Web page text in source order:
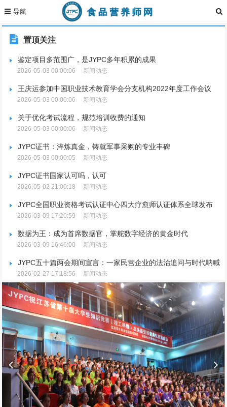
置顶关注
鉴定项目多范围广，是JYPC多年积累的成果
2026-05-03 00:00:06 新闻动态
王庆运参加中国职业技术教育学会分支机构2022年度工作会议
2026-05-03 00:00:06 新闻动态
关于优化考试流程，规范培训收费的通知
2026-05-03 00:00:06 新闻动态
JYPC证书：淬炼真金，铸就军事采购的专业丰碑
2026-05-03 00:00:05 新闻动态
JYPC证书国家认可吗，认可
2026-05-02 21:00:18 新闻动态
JYPC全国职业资格考试认证中心四大疗愈师认证体系全球发布
2026-03-09 17:20:59 新闻动态
数据为王：成为首席数据官，掌舵数字经济的黄金时代
2026-03-09 16:46:00 新闻动态
JYPC五十篇两会期间宣言：一家民营企业的法治追问与时代呐喊
2026-02-27 17:18:56 新闻动态
JYPC重磅宣布：推行全国独家代理制，聚焦品牌升级与市场规范
2026-02-25 15:09:36 新闻动态
放假通知
2026-01-27 17:14:50 新闻动态